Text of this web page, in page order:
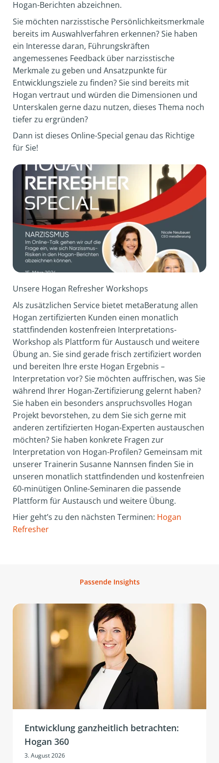
Hogan-Berichten abzeichnen.
Sie möchten narzisstische Persönlichkeitsmerkmale
bereits im Auswahlverfahren erkennen? Sie haben
ein Interesse daran, Führungskräften
angemessenes Feedback über narzisstische
Merkmale zu geben und Ansatzpunkte für
Entwicklungsziele zu finden? Sie sind bereits mit
Hogan vertraut und würden die Dimensionen und
Unterskalen gerne dazu nutzen, dieses Thema noch
tiefer zu ergründen?
Dann ist dieses Online-Special genau das Richtige
für Sie!
Unsere Hogan Refresher Workshops
Als zusätzlichen Service bietet metaBeratung allen
Hogan zertifizierten Kunden einen monatlich
stattfindenden kostenfreien Interpretations-
Workshop als Plattform für Austausch und weitere
Übung an. Sie sind gerade frisch zertifiziert worden
und bereiten Ihre erste Hogan Ergebnis –
Interpretation vor? Sie möchten auffrischen, was Sie
während Ihrer Hogan-Zertifizierung gelernt haben?
Sie haben ein besonders anspruchsvolles Hogan
Projekt bevorstehen, zu dem Sie sich gerne mit
anderen zertifizierten Hogan-Experten austauschen
möchten? Sie haben konkrete Fragen zur
Interpretation von Hogan-Profilen? Gemeinsam mit
unserer Trainerin Susanne Nannsen finden Sie in
unseren monatlich stattfindenden und kostenfreien
60-minütigen Online-Seminaren die passende
Plattform für Austausch und weitere Übung.
Hier geht’s zu den nächsten Terminen: Hogan
Refresher
Passende Insights
Entwicklung ganzheitlich betrachten:
Hogan 360
3. August 2026